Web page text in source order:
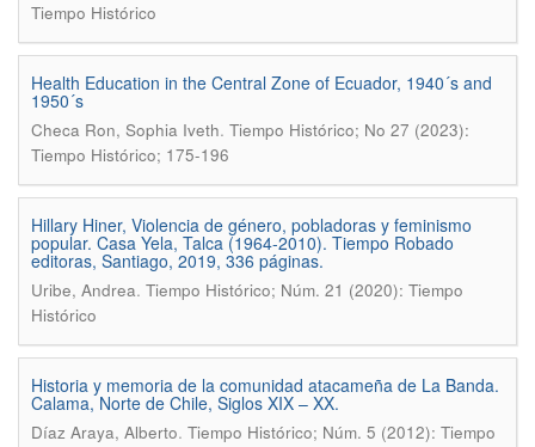
Tiempo Histórico
Health Education in the Central Zone of Ecuador, 1940´s and
1950´s
Checa Ron, Sophia Iveth. Tiempo Histórico; No 27 (2023):
Tiempo Histórico; 175-196
Hillary Hiner, Violencia de género, pobladoras y feminismo
popular. Casa Yela, Talca (1964-2010). Tiempo Robado
editoras, Santiago, 2019, 336 páginas.
Uribe, Andrea. Tiempo Histórico; Núm. 21 (2020): Tiempo
Histórico
Historia y memoria de la comunidad atacameña de La Banda.
Calama, Norte de Chile, Siglos XIX – XX.
Díaz Araya, Alberto. Tiempo Histórico; Núm. 5 (2012): Tiempo